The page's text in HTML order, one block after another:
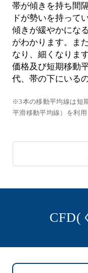
帯が傾きを持ち間
ドが勢いを持って
傾きが緩やかにな
がわかります。ま
なり、細くなります
価格及び短期移動
代、帯の下にいる
※3本の移動平均線は短
平滑移動平均線）を利用
CFD(